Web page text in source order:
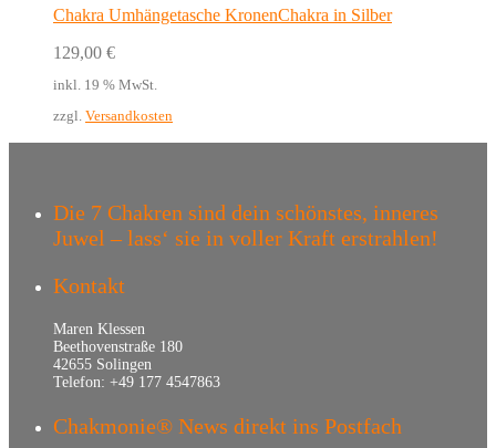
Chakra Umhängetasche KronenChakra in Silber
129,00 €
inkl. 19 % MwSt.
zzgl. Versandkosten
Die 7 Chakren sind dein schönstes, inneres
Juwel – lass‘ sie in voller Kraft erstrahlen!
Kontakt
Maren Klessen
Beethovenstraße 180
42655 Solingen
Telefon: +49 177 4547863
Chakmonie® News direkt ins Postfach